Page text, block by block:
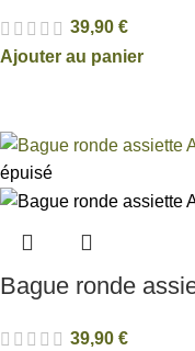
39,90 €
Ajouter au panier
épuisé
Bague ronde
39,90 €